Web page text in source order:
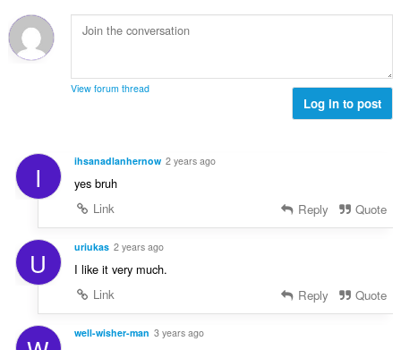
:
z
á
a
:
e
l
s
a
é
r
k
s
m
a
View forum thread
Log in to post
I ihsanadlanhernow 2 years ago
yes bruh
Link
Reply Quote
U uriukas 2 years ago
I like it very much.
Link
Reply Quote
well-wisher-man 3 years ago